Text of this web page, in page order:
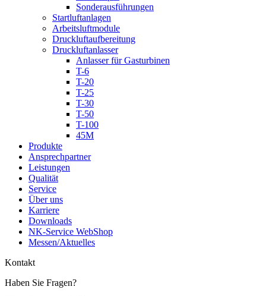
Sonderausführungen
Startluftanlagen
Arbeitsluftmodule
Druckluftaufbereitung
Druckluftanlasser
Anlasser für Gasturbinen
T-6
T-20
T-25
T-30
T-50
T-100
45M
Produkte
Ansprechpartner
Leistungen
Qualität
Service
Über uns
Karriere
Downloads
NK-Service WebShop
Messen/Aktuelles
Kontakt
Haben Sie Fragen?